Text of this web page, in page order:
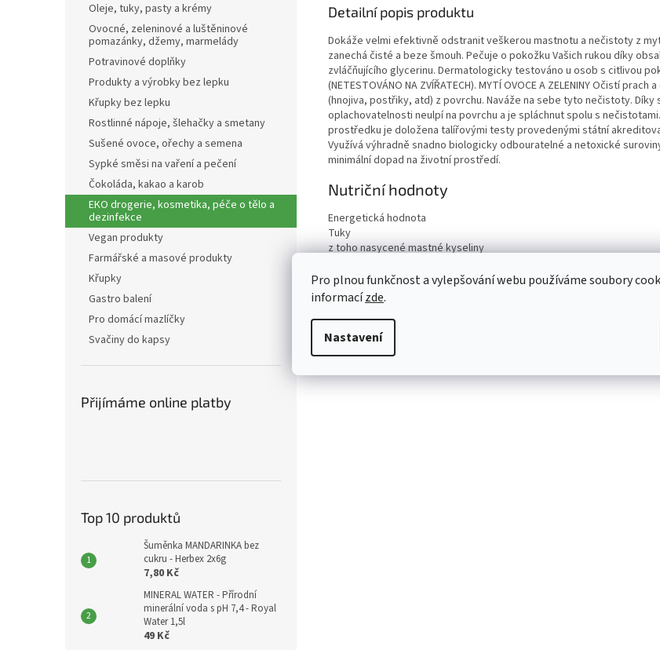
Pro plnou funkčnost a vylepšování webu používáme soubory
informacízde.
Nastavení
Oleje, tuky, pasty a krémy
Ovocné, zeleninové a luštěninové
pomazánky, džemy, marmelády
Potravinové doplňky
Produkty a výrobky bez lepku
Křupky bez lepku
Rostlinné nápoje, šlehačky a smetany
Sušené ovoce, ořechy a semena
Sypké směsi na vaření a pečení
Čokoláda, kakao a karob
EKO drogerie, kosmetika, péče o tělo a
dezinfekce
Vegan produkty
Farmářské a masové produkty
Křupky
Gastro balení
Pro domácí mazlíčky
Svačiny do kapsy
Přijímáme online platby
Top 10 produktů
Šuměnka MANDARINKA bez
cukru - Herbex 2x6g
7,80 Kč
MINERAL WATER - Přírodní
minerální voda s pH 7,4 - Royal
Water 1,5l
49 Kč
Detailní popis produktu
Dokáže velmi efektivně odstranit veškerou mastnotu a nečistoty z
zanechá čisté a beze šmouh. Pečuje o pokožku Vašich rukou díky
zvláčňujícího glycerinu. Dermatologicky testováno u osob s citlivou
(NETESTOVÁNO NA ZVÍŘATECH). MYTÍ OVOCE A ZELENINY Očistí
(hnojiva, postřiky, atd) z povrchu. Naváže na sebe tyto nečistoty. Díky
oplachovatelnosti neulpí na povrchu a je spláchnut spolu s
prostředku je doložena talířovými testy provedenými státní
Využívá výhradně snadno biologicky odbouratelné a netoxické
minimální dopad na životní prostředí.
Nutriční hodnoty
Energetická hodnota
Tuky
z toho nasycené mastné kyseliny
z toho cukry
Vláknina
Bílkoviny
Sůl